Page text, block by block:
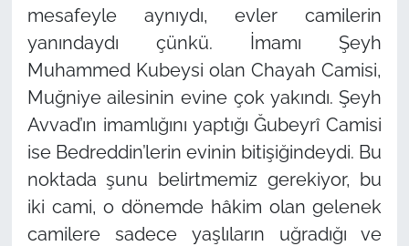
mesafeyle aynıydı, evler camilerin
yanındaydı çünkü. İmamı Şeyh
Muhammed Kubeysi olan Chayah Camisi,
Muğniye ailesinin evine çok yakındı. Şeyh
Avvad’ın imamlığını yaptığı Ğubeyrî Camisi
ise Bedreddin’lerin evinin bitişiğindeydi. Bu
noktada şunu belirtmemiz gerekiyor, bu
iki cami, o dönemde hâkim olan gelenek
camilere sadece yaşlıların uğradığı ve